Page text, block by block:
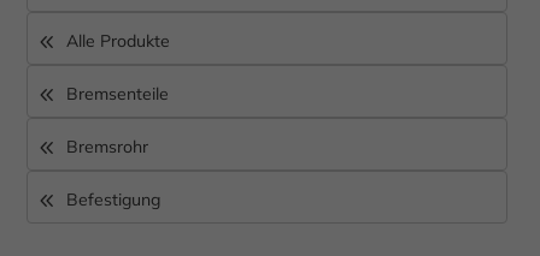
Alle Produkte
Bremsenteile
Bremsrohr
Befestigung